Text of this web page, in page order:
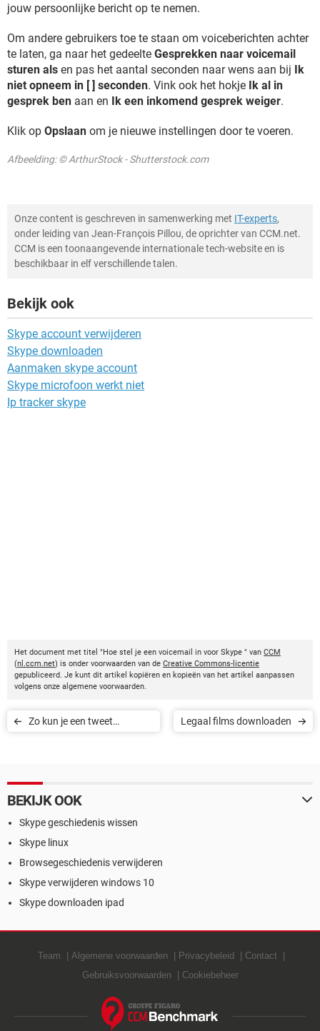
jouw persoonlijke bericht op te nemen.
Om andere gebruikers toe te staan om voiceberichten achter
te laten, ga naar het gedeelte Gesprekken naar voicemail
sturen als en pas het aantal seconden naar wens aan bij Ik
niet opneem in [ ] seconden. Vink ook het hokje Ik al in
gesprek ben aan en Ik een inkomend gesprek weiger.
Klik op Opslaan om je nieuwe instellingen door te voeren.
Afbeelding: © ArthurStock - Shutterstock.com
Onze content is geschreven in samenwerking met IT-experts,
onder leiding van Jean-François Pillou, de oprichter van CCM.net.
CCM is een toonaangevende internationale tech-website en is
beschikbaar in elf verschillende talen.
Bekijk ook
Skype account verwijderen
Skype downloaden
Aanmaken skype account
Skype microfoon werkt niet
Ip tracker skype
Het document met titel "Hoe stel je een voicemail in voor Skype " van CCM
(nl.ccm.net) is onder voorwaarden van de Creative Commons-licentie
gepubliceerd. Je kunt dit artikel kopiëren en kopieën van het artikel aanpassen
volgens onze algemene voorwaarden.
Zo kun je een tweet
Legaal films downloaden
BEKIJK OOK
Skype geschiedenis wissen
Skype linux
Browsegeschiedenis verwijderen
Skype verwijderen windows 10
Skype downloaden ipad
Team Algemene voorwaarden Privacybeleid
Contact
Gebruiksvoorwaarden
Cookiebeheer